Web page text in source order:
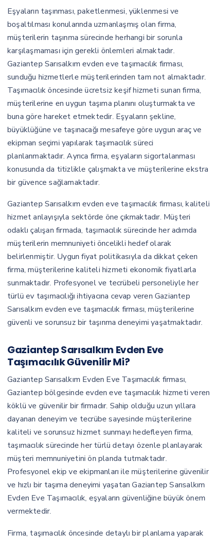
Eşyaların taşınması, paketlenmesi, yüklenmesi ve
boşaltılması konularında uzmanlaşmış olan firma,
müşterilerin taşınma sürecinde herhangi bir sorunla
karşılaşmaması için gerekli önlemleri almaktadır.
Gaziantep Sarısalkım evden eve taşımacılık firması,
sunduğu hizmetlerle müşterilerinden tam not almaktadır.
Taşımacılık öncesinde ücretsiz keşif hizmeti sunan firma,
müşterilerine en uygun taşıma planını oluşturmakta ve
buna göre hareket etmektedir. Eşyaların şekline,
büyüklüğüne ve taşınacağı mesafeye göre uygun araç ve
ekipman seçimi yapılarak taşımacılık süreci
planlanmaktadır. Ayrıca firma, eşyaların sigortalanması
konusunda da titizlikle çalışmakta ve müşterilerine ekstra
bir güvence sağlamaktadır.
Gaziantep Sarısalkım evden eve taşımacılık firması, kaliteli
hizmet anlayışıyla sektörde öne çıkmaktadır. Müşteri
odaklı çalışan firmada, taşımacılık sürecinde her adımda
müşterilerin memnuniyeti öncelikli hedef olarak
belirlenmiştir. Uygun fiyat politikasıyla da dikkat çeken
firma, müşterilerine kaliteli hizmeti ekonomik fiyatlarla
sunmaktadır. Profesyonel ve tecrübeli personeliyle her
türlü ev taşımacılığı ihtiyacına cevap veren Gaziantep
Sarısalkım evden eve taşımacılık firması, müşterilerine
güvenli ve sorunsuz bir taşınma deneyimi yaşatmaktadır.
Gaziantep Sarısalkım Evden Eve
Taşımacılık Güvenilir Mi?
Gaziantep Sarısalkım Evden Eve Taşımacılık firması,
Gaziantep bölgesinde evden eve taşımacılık hizmeti veren
köklü ve güvenilir bir firmadır. Sahip olduğu uzun yıllara
dayanan deneyim ve tecrübe sayesinde müşterilerine
kaliteli ve sorunsuz hizmet sunmayı hedefleyen firma,
taşımacılık sürecinde her türlü detayı özenle planlayarak
müşteri memnuniyetini ön planda tutmaktadır.
Profesyonel ekip ve ekipmanları ile müşterilerine güvenilir
ve hızlı bir taşıma deneyimi yaşatan Gaziantep Sarısalkım
Evden Eve Taşımacılık, eşyaların güvenliğine büyük önem
vermektedir.
Firma, taşımacılık öncesinde detaylı bir planlama yaparak